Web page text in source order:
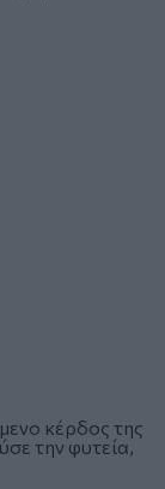
κέρδος της
την φυτεία,